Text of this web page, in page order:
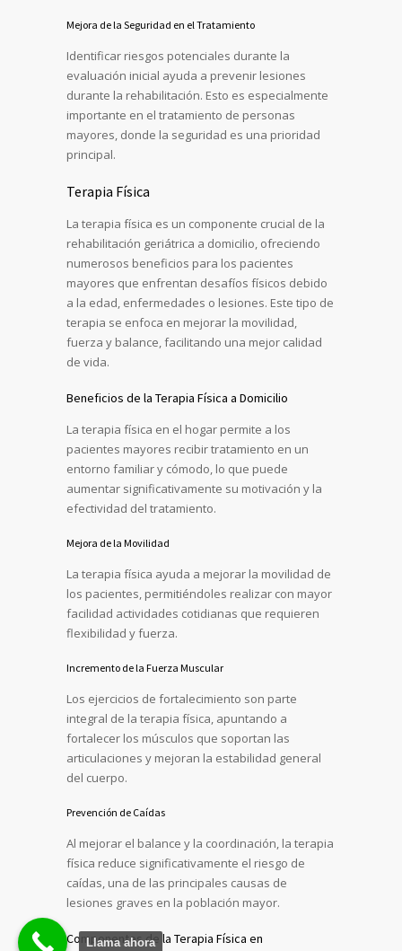
Mejora de la Seguridad en el Tratamiento
Identificar riesgos potenciales durante la
evaluación inicial ayuda a prevenir lesiones
durante la rehabilitación. Esto es especialmente
importante en el tratamiento de personas
mayores, donde la seguridad es una prioridad
principal.
Terapia Física
La terapia física es un componente crucial de la
rehabilitación geriátrica a domicilio, ofreciendo
numerosos beneficios para los pacientes
mayores que enfrentan desafíos físicos debido
a la edad, enfermedades o lesiones. Este tipo de
terapia se enfoca en mejorar la movilidad,
fuerza y balance, facilitando una mejor calidad
de vida.
Beneficios de la Terapia Física a Domicilio
La terapia física en el hogar permite a los
pacientes mayores recibir tratamiento en un
entorno familiar y cómodo, lo que puede
aumentar significativamente su motivación y la
efectividad del tratamiento.
Mejora de la Movilidad
La terapia física ayuda a mejorar la movilidad de
los pacientes, permitiéndoles realizar con mayor
facilidad actividades cotidianas que requieren
flexibilidad y fuerza.
Incremento de la Fuerza Muscular
Los ejercicios de fortalecimiento son parte
integral de la terapia física, apuntando a
fortalecer los músculos que soportan las
articulaciones y mejoran la estabilidad general
del cuerpo.
Prevención de Caídas
Al mejorar el balance y la coordinación, la terapia
física reduce significativamente el riesgo de
caídas, una de las principales causas de
lesiones graves en la población mayor.
Componentes de la Terapia Física en
Llama ahora